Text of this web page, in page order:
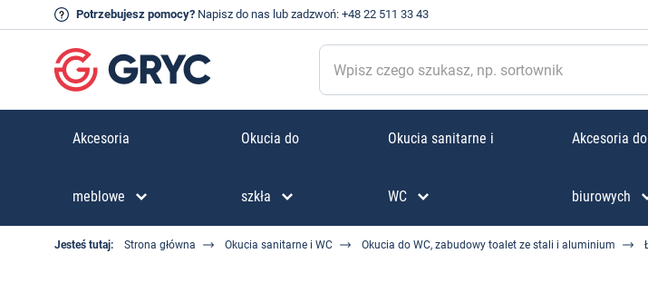
Potrzebujesz pomocy? Napisz do nas lub zadzwoń: +48 22 511 33 43
Akcesoria
meblowe
Okucia do
szkła
Okucia sanitarne i
WC
Akcesoria
biurowych
Jesteś tutaj: Strona główna Okucia sanitarne i WC Okucia do WC, zabudowy toalet ze stali i aluminium